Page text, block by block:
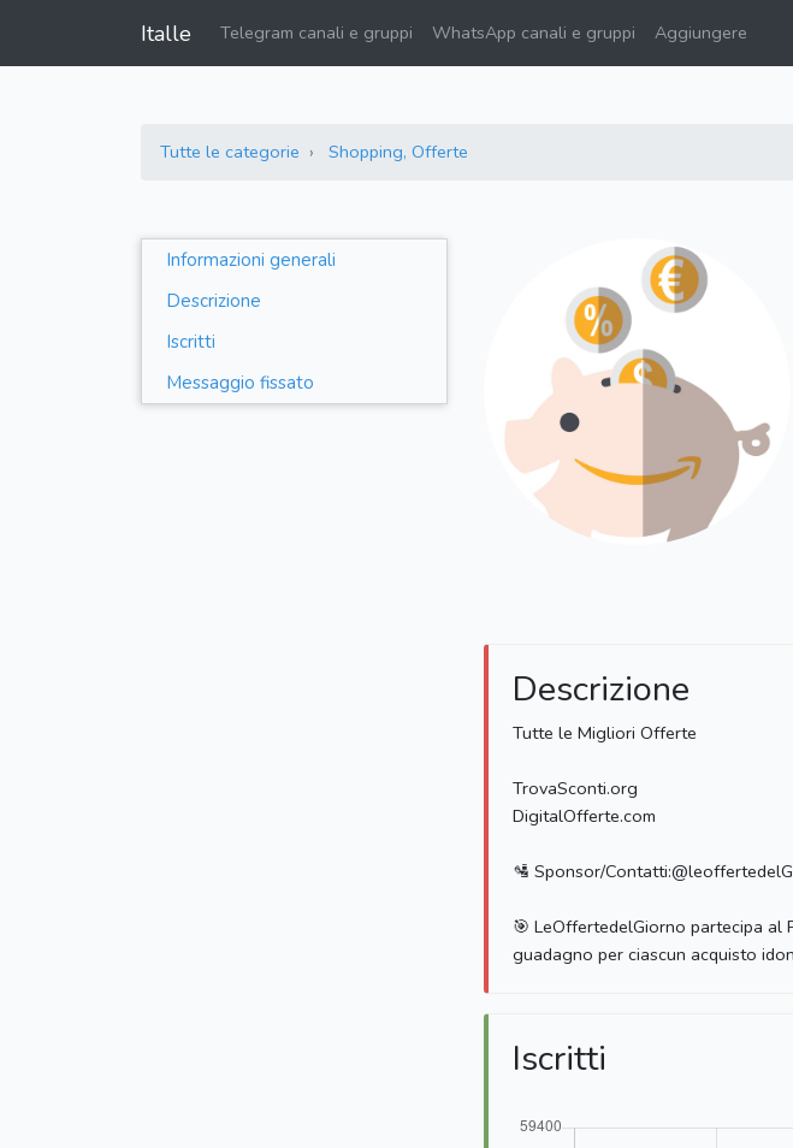
Italle Telegram canali e gruppi WhatsApp canali e gruppi Aggiungere
Tutte le categorie Shopping, Offerte
Informazioni generali
Descrizione
Iscritti
Messaggio fissato
Descrizione
Tutte le Migliori Offerte
TrovaSconti.org
DigitalOfferte.com
🛂 Sponsor/
🎯 LeOffertedelGiorno partecipa al
guadagno per ciascun acquisto
Iscritti